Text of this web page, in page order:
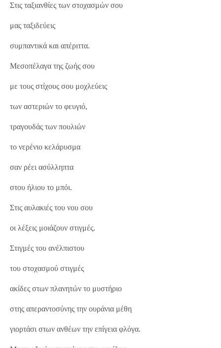
Στις ταξιανθίες των στοχασμών σου
μας ταξιδεύεις
συμπαντικά και απέριττα.
Μεσοπέλαγα της ζωής σου
με τους στίχους σου μοχλεύεις
των αστεριών το φευγιό,
τραγουδάς των πουλιών
το νερένιο κελάρυσμα
σαν ρέει ασύλληπτα
στου ήλιου το μπόι.
Στις αυλακιές του νου σου
οι λέξεις μοιάζουν στιγμές.
Στιγμές του ανέλπιστου
του στοχασμού στιγμές
ακίδες στων πλανητών το μυστήριο
στης απεραντοσύνης την ουράνια μέθη
γιορτάσι στων ανθέων την επίγεια φλόγα.